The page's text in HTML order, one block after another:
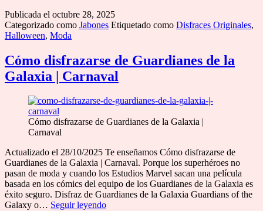
Publicada el octubre 28, 2025
Categorizado como Jabones Etiquetado como Disfraces Originales,
Halloween, Moda
Cómo disfrazarse de Guardianes de la
Galaxia | Carnaval
Cómo disfrazarse de Guardianes de la Galaxia |
Carnaval
Actualizado el 28/10/2025 Te enseñamos Cómo disfrazarse de
Guardianes de la Galaxia | Carnaval. Porque los superhéroes no
pasan de moda y cuando los Estudios Marvel sacan una película
basada en los cómics del equipo de los Guardianes de la Galaxia es
éxito seguro. Disfraz de Guardianes de la Galaxia Guardians of the
Galaxy o… Seguir leyendoCómo